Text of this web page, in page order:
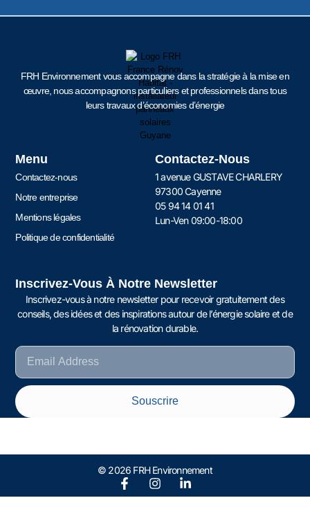
FRH Environnement vous accompagne dans la stratégie à la mise en
œuvre, nous accompagnons particuliers et professionnels dans tous
leurs travaux d’économies d’énergie
Menu
Contactez-nous
Notre entreprise
Mentions légales
Politique de confidentialité
Contactez-Nous
1 avenue GUSTAVE CHARLERY
97300 Cayenne
05 94 14 01 41
Lun-Ven 09:00-18:00
Inscrivez-Vous À Notre Newsletter
Inscrivez-vous à notre newsletter pour recevoir gratuitement des
conseils, des idées et des inspirations autour de l’énergie solaire et de
la rénovation durable.
Souscrire
© 2026 FRH Environnement